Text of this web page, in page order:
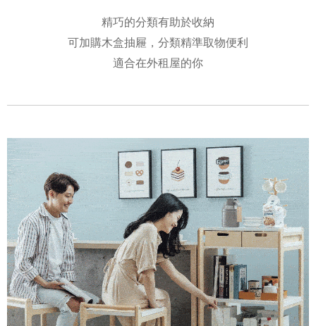
精巧的分類有助於收納
可加購木盒抽屜，分類精準取物便利
適合在外租屋的你